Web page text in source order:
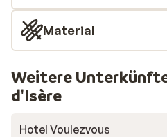
Material
Weitere
d'Isère
Hotel Voulezvous